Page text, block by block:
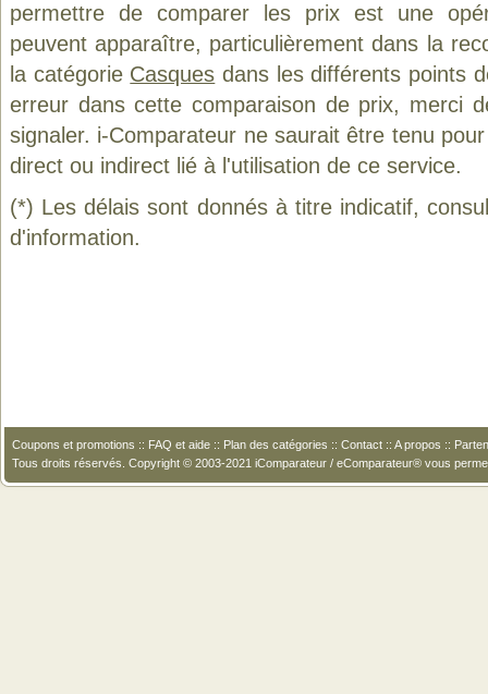
permettre de comparer les prix est une
peuvent apparaître, particulièrement dans la
la catégorie Casques dans les différents points
erreur dans cette comparaison de prix, merci
signaler. i-Comparateur ne saurait être tenu
direct ou indirect lié à l'utilisation de ce service.
(*) Les délais sont donnés à titre indicatif,
d'information.
Coupons et promotions :: FAQ et aide :: Plan des catégories :: Contact :: A propos ::
Tous droits réservés. Copyright © 2003-2021 iComparateur / eComparateur® vous